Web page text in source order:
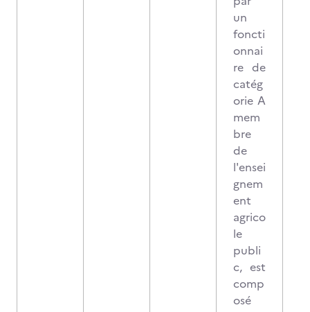
un
foncti
onnai
re de
catég
orie A
mem
bre
de
l'ensei
gnem
ent
agrico
le
publi
c, est
comp
osé